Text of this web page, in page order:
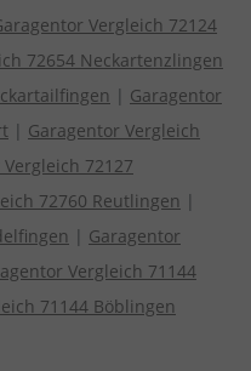
Vergleich 72124
72654 Neckartenzlingen
| Garagentor
| Garagentor Vergleich
72127
72760 Reutlingen |
| Garagentor
Vergleich 71144
71144 Böblingen